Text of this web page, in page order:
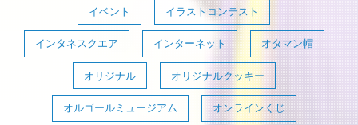
イベント イラストコンテスト
インタネスクエア インターネット オタマン帽
オリジナル オリジナルクッキー
オルゴールミュージアム オンラインくじ